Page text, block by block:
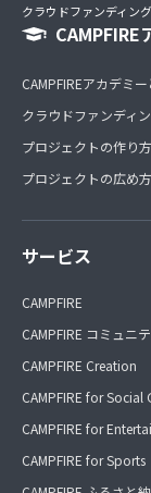
クラウドファンディン
CAMPFIRE
CAMPFIREアカデミ
クラウドファンディ
プロジェクトの作り方
プロジェクトの広め方
サービス
CAMPFIRE
CAMPFIRE コミュニ
CAMPFIRE Creation
CAMPFIRE for Social
CAMPFIRE for
CAMPFIRE for Sports